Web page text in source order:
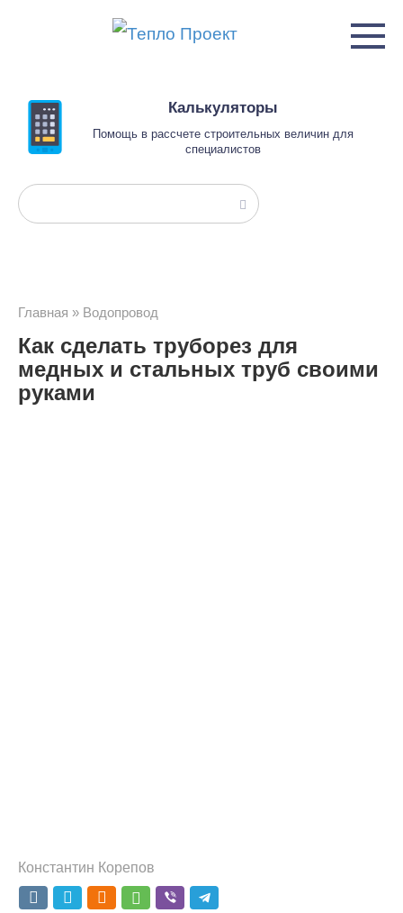
Калькуляторы
Помощь в рассчете строительных величин для
специалистов
Поиск:
Главная » Водопровод
Как сделать труборез для
медных и стальных труб своими
руками
Константин Корепов